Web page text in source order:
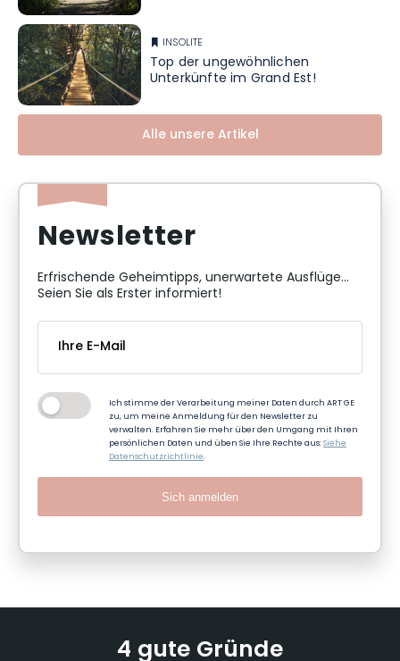
INSOLITE
Top der ungewöhnlichen
Unterkünfte im Grand Est!
Alle unsere Artikel
Newsletter
Erfrischende Geheimtipps, unerwartete Ausflüge...
Seien Sie als Erster informiert!
Ich stimme der Verarbeitung meiner Daten durch ART GE
zu, um meine Anmeldung für den Newsletter zu
verwalten. Erfahren Sie mehr über den Umgang mit Ihren
persönlichen Daten und üben Sie Ihre Rechte aus:Siehe
Datenschutzrichtlinie.
Sich anmelden
4 gute Gründe